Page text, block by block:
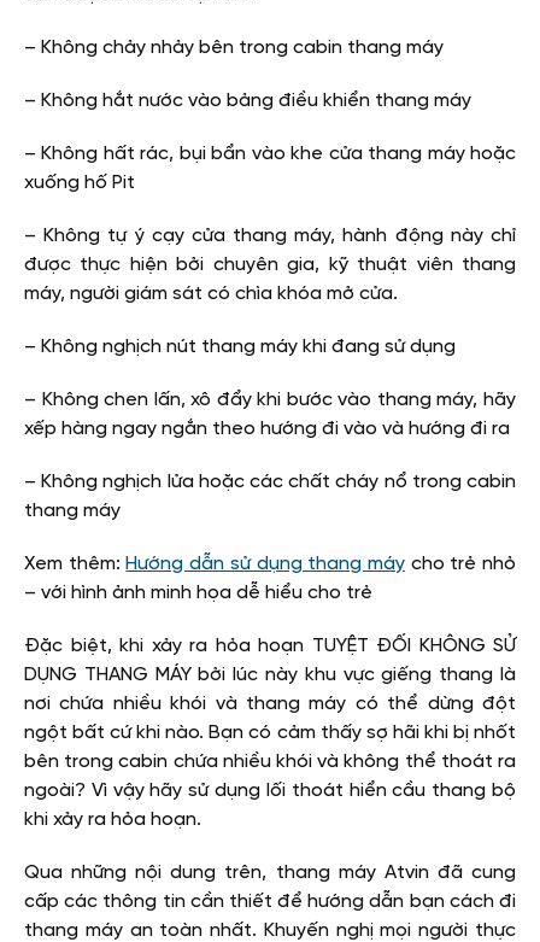
– Không chảy nhảy bên trong cabin thang máy
– Không hắt nước vào bảng điều khiển thang máy
– Không hất rác, bụi bẩn vào khe cửa thang máy hoặc
xuống hố Pit
– Không tự ý cạy cửa thang máy, hành động này chỉ
được thực hiện bởi chuyên gia, kỹ thuật viên thang
máy, người giám sát có chìa khóa mở cửa.
– Không nghịch nút thang máy khi đang sử dụng
– Không chen lấn, xô đẩy khi bước vào thang máy, hãy
xếp hàng ngay ngắn theo hướng đi vào và hướng đi ra
– Không nghịch lửa hoặc các chất cháy nổ trong cabin
thang máy
Xem thêm: Hướng dẫn sử dụng thang máycho trẻ nhỏ
– với hình ảnh minh họa dễ hiểu cho trẻ
Đặc biệt, khi xảy ra hỏa hoạn TUYỆT ĐỐI KHÔNG SỬ
DỤNG THANG MÁY bởi lúc này khu vực giếng thang là
nơi chứa nhiều khói và thang máy có thể dừng đột
ngột bất cứ khi nào. Bạn có cảm thấy sợ hãi khi bị nhốt
bên trong cabin chứa nhiều khói và không thể thoát ra
ngoài? Vì vậy hãy sử dụng lối thoát hiển cầu thang bộ
khi xảy ra hỏa hoạn.
Qua những nội dung trên, thang máy Atvin đã cung
cấp các thông tin cần thiết để hướng dẫn bạn cách đi
thang máy an toàn nhất. Khuyến nghị mọi người thực